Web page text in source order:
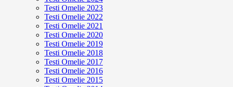
Testi Omelie 2023
Testi Omelie 2022
Testi Omelie 2021
Testi Omelie 2020
Testi Omelie 2019
Testi Omelie 2018
Testi Omelie 2017
Testi Omelie 2016
Testi Omelie 2015